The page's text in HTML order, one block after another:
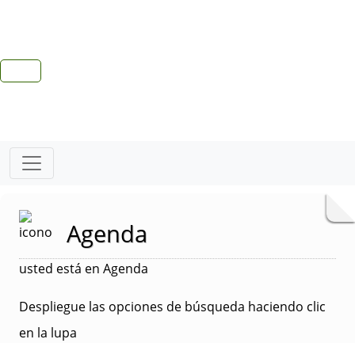
Agenda
usted está en Agenda
Despliegue las opciones de búsqueda haciendo clic
en la lupa